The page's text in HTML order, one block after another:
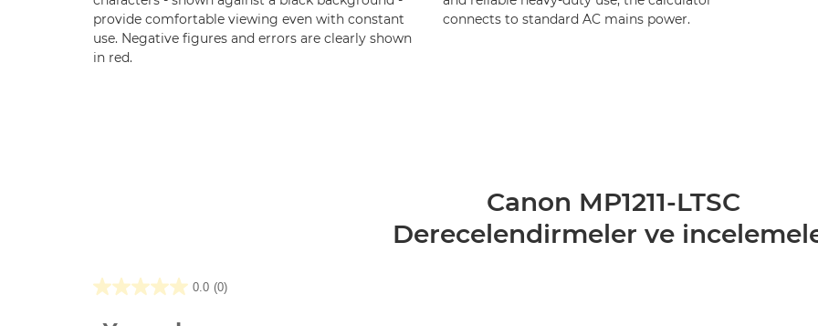
provide comfortable viewing even with constant
use. Negative figures and errors are clearly shown
in red.
connects to standard AC mains power.
Canon MP1211-LTSC
Derecelendirmeler ve
0.0 (0)
0.0/5